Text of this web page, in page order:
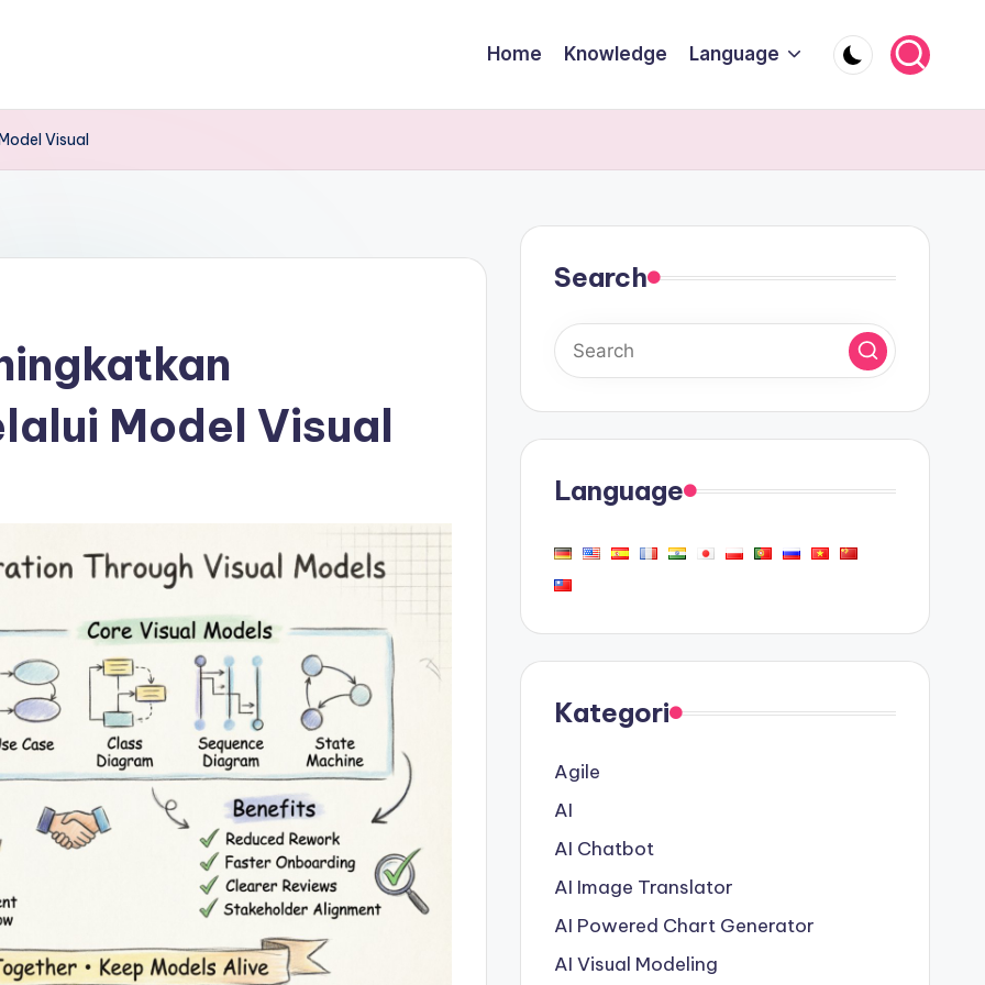
Home Knowledge Language
Visual
Model Visual
Search
Language
Kategori
Agile
AI
AI Chatbot
AI Image Translator
AI Powered Chart Generator
AI Visual Modeling